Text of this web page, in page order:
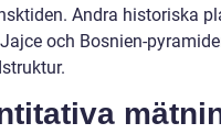
Andra historiska
och Bosnien-